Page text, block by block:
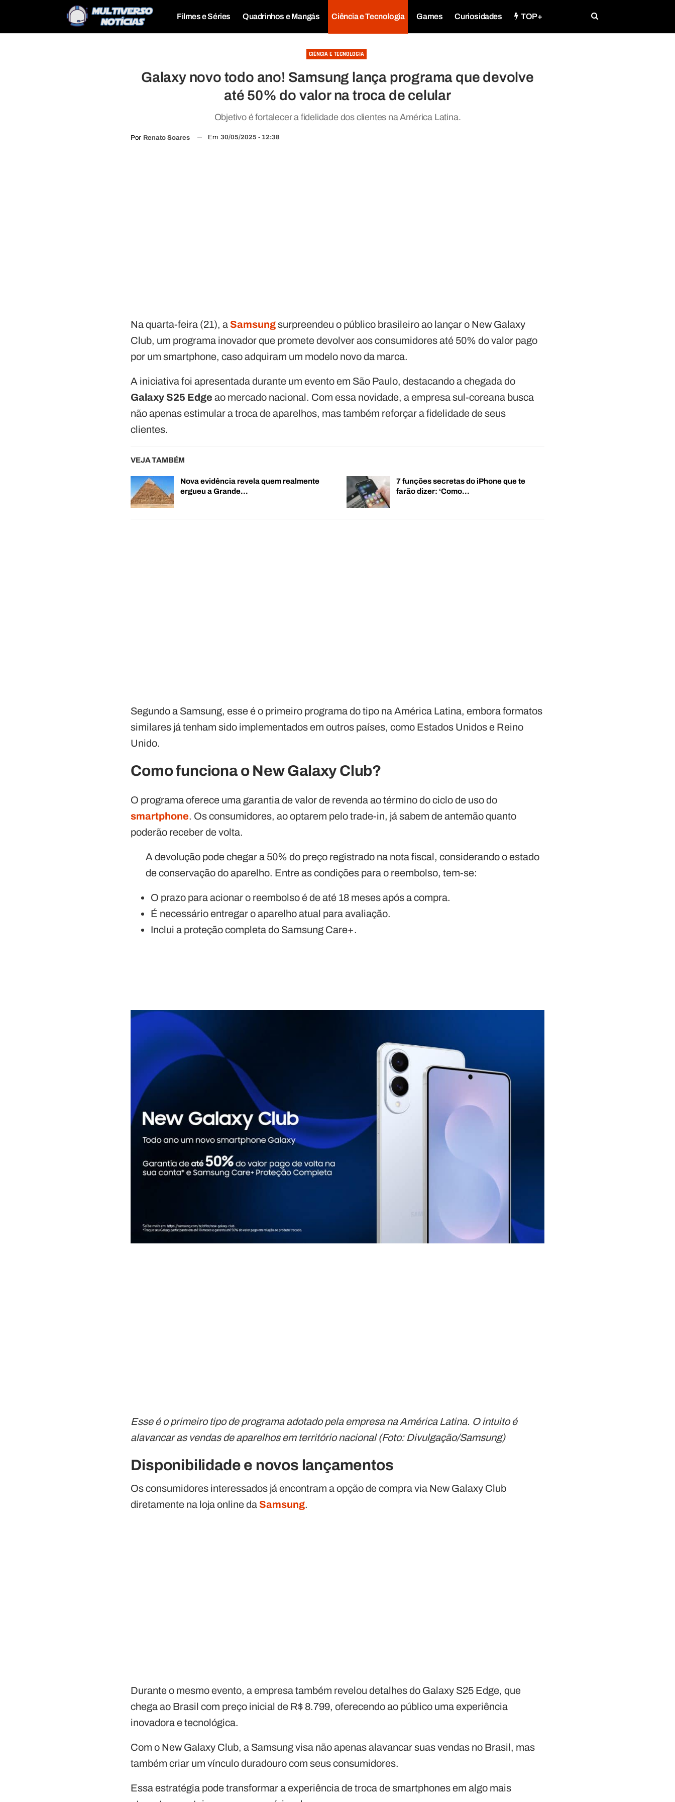
Filmes e Séries Quadrinhos e Mangás Ciência e Tecnologia Games Curiosidades TOP+
CIÊNCIA E TECNOLOGIA
Galaxy novo todo ano! Samsung lança programa que devolve
até 50% do valor na troca de celular
Objetivo é fortalecer a fidelidade dos clientes na América Latina.
Por Renato Soares Em 30/05/2025 - 12:38
Na quarta-feira (21), a Samsungsurpreendeu o público brasileiro ao lançar o New Galaxy
Club, um programa inovador que promete devolver aos consumidores até 50% do valor pago
por um smartphone, caso adquiram um modelo novo da marca.
A iniciativa foi apresentada durante um evento em São Paulo, destacando a chegada do
Galaxy S25 Edge ao mercado nacional. Com essa novidade, a empresa sul-coreana busca
não apenas estimular a troca de aparelhos, mas também reforçar a fidelidade de seus
clientes.
VEJA TAMBÉM
Nova evidência revela quem realmente
ergueu a Grande…
7 funções secretas do iPhone que te
farão dizer: ‘Como…
Segundo a Samsung, esse é o primeiro programa do tipo na América Latina, embora formatos
similares já tenham sido implementados em outros países, como Estados Unidos e Reino
Unido.
Como funciona o New Galaxy Club?
O programa oferece uma garantia de valor de revenda ao término do ciclo de uso do
smartphone. Os consumidores, ao optarem pelo trade-in, já sabem de antemão quanto
poderão receber de volta.
A devolução pode chegar a 50% do preço registrado na nota fiscal, considerando o estado
de conservação do aparelho. Entre as condições para o reembolso, tem-se:
O prazo para acionar o reembolso é de até 18 meses após a compra.
É necessário entregar o aparelho atual para avaliação.
Inclui a proteção completa do Samsung Care+.
Esse é o primeiro tipo de programa adotado pela empresa na América Latina. O intuito é
alavancar as vendas de aparelhos em território nacional (Foto: Divulgação/Samsung)
Disponibilidade e novos lançamentos
Os consumidores interessados já encontram a opção de compra via New Galaxy Club
diretamente na loja online da Samsung.
Durante o mesmo evento, a empresa também revelou detalhes do Galaxy S25 Edge, que
chega ao Brasil com preço inicial de R$ 8.799, oferecendo ao público uma experiência
inovadora e tecnológica.
Com o New Galaxy Club, a Samsung visa não apenas alavancar suas vendas no Brasil, mas
também criar um vínculo duradouro com seus consumidores.
Essa estratégia pode transformar a experiência de troca de smartphones em algo mais